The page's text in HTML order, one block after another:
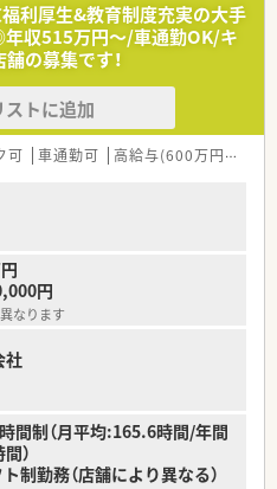
利厚生&教育制度充実の大手
収515万円～/車通勤OK/キ
の募集です！
ストに追加
可 車通勤可 高給与(600万円以上)
円
なります
社
間制（月平均:165.6時間/年間
）
制勤務（店舗により異なる）